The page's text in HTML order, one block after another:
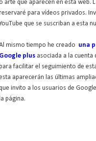
arte que aparecen en esta web.
para vídeos privados.
que se suscriban a esta
mismo tiempo he creado una
Google plus asociada a la cuenta
facilitar el seguimiento de
aparecerán las últimas
invito a los usuarios de
la página.